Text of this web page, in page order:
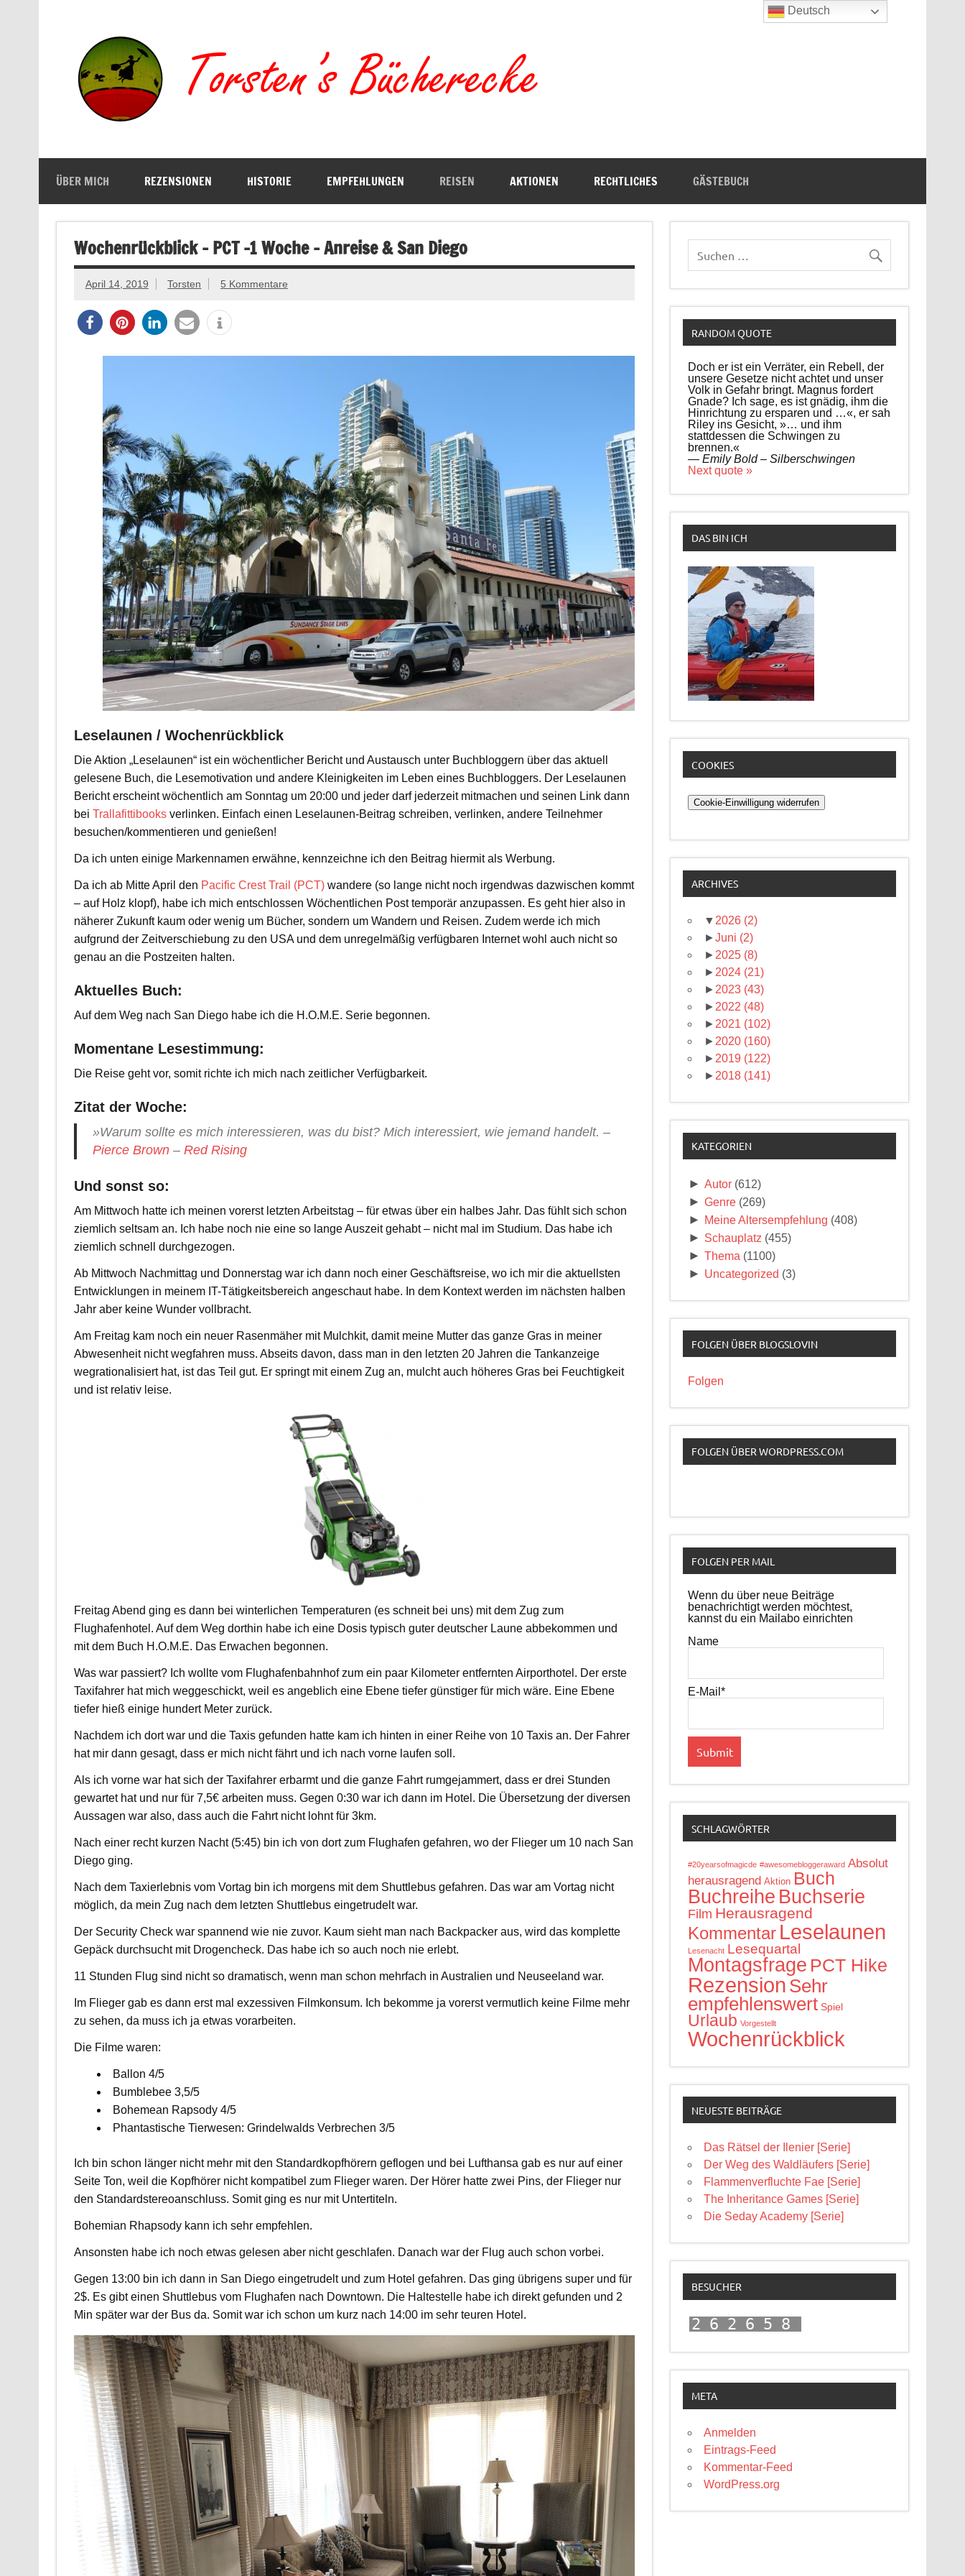
ÜBER MICH REZENSIONEN HISTORIE EMPFEHLUNGEN REISEN AKTIONEN RECHTLICHES GÄSTEBUCH
Wochenrückblick – PCT -1 Woche – Anreise & San Diego
April 14, 2019 Torsten 5 Kommentare
Leselaunen / Wochenrückblick
Die Aktion „Leselaunen“ ist ein wöchentlicher Bericht und Austausch unter Buchbloggern über das aktuell
gelesene Buch, die Lesemotivation und andere Kleinigkeiten im Leben eines Buchbloggers. Der Leselaunen
Bericht erscheint wöchentlich am Sonntag um 20:00 und jeder darf jederzeit mitmachen und seinen Link dann
bei Trallafittibooksverlinken. Einfach einen Leselaunen-Beitrag schreiben, verlinken, andere Teilnehmer
besuchen/kommentieren und genießen!
Da ich unten einige Markennamen erwähne, kennzeichne ich den Beitrag hiermit als Werbung.
Da ich ab Mitte April den Pacific Crest Trail (PCT)wandere (so lange nicht noch irgendwas dazwischen kommt
– auf Holz klopf), habe ich mich entschlossen Wöchentlichen Post temporär anzupassen. Es geht hier also in
näherer Zukunft kaum oder wenig um Bücher, sondern um Wandern und Reisen. Zudem werde ich mich
aufgrund der Zeitverschiebung zu den USA und dem unregelmäßig verfügbaren Internet wohl auch nicht so
genau an die Postzeiten halten.
Aktuelles Buch:
Auf dem Weg nach San Diego habe ich die H.O.M.E. Serie begonnen.
Momentane Lesestimmung:
Die Reise geht vor, somit richte ich mich nach zeitlicher Verfügbarkeit.
Zitat der Woche:
»Warum sollte es mich interessieren, was du bist? Mich interessiert, wie jemand handelt. –
Pierce Brown –Red Rising
Und sonst so:
Am Mittwoch hatte ich meinen vorerst letzten Arbeitstag – für etwas über ein halbes Jahr. Das fühlt sich schon
ziemlich seltsam an. Ich habe noch nie eine so lange Auszeit gehabt – nicht mal im Studium. Das habe ich
ziemlich schnell durchgezogen.
Ab Mittwoch Nachmittag und Donnerstag war ich dann noch einer Geschäftsreise, wo ich mir die aktuellsten
Entwicklungen in meinem IT-Tätigkeitsbereich angeschaut habe. In dem Kontext werden im nächsten halben
Jahr aber keine Wunder vollbracht.
Am Freitag kam noch ein neuer Rasenmäher mit Mulchkit, damit meine Mutter das ganze Gras in meiner
Abwesenheit nicht wegfahren muss. Abseits davon, dass man in den letzten 20 Jahren die Tankanzeige
wegrationalisiert hat, ist das Teil gut. Er springt mit einem Zug an, mulcht auch höheres Gras bei Feuchtigkeit
und ist relativ leise.
Freitag Abend ging es dann bei winterlichen Temperaturen (es schneit bei uns) mit dem Zug zum
Flughafenhotel. Auf dem Weg dorthin habe ich eine Dosis typisch guter deutscher Laune abbekommen und
mit dem Buch H.O.M.E. Das Erwachen begonnen.
Was war passiert? Ich wollte vom Flughafenbahnhof zum ein paar Kilometer entfernten Airporthotel. Der erste
Taxifahrer hat mich weggeschickt, weil es angeblich eine Ebene tiefer günstiger für mich wäre. Eine Ebene
tiefer hieß einige hundert Meter zurück.
Nachdem ich dort war und die Taxis gefunden hatte kam ich hinten in einer Reihe von 10 Taxis an. Der Fahrer
hat mir dann gesagt, dass er mich nicht fährt und ich nach vorne laufen soll.
Als ich vorne war hat sich der Taxifahrer erbarmt und die ganze Fahrt rumgejammert, dass er drei Stunden
gewartet hat und nur für 7,5€ arbeiten muss. Gegen 0:30 war ich dann im Hotel. Die Übersetzung der diversen
Aussagen war also, dass auch die Fahrt nicht lohnt für 3km.
Nach einer recht kurzen Nacht (5:45) bin ich von dort zum Flughafen gefahren, wo der Flieger um 10 nach San
Diego ging.
Nach dem Taxierlebnis vom Vortag bin ich morgens mit dem Shuttlebus gefahren. Das war am Vortag nicht
möglich, da mein Zug nach dem letzten Shuttlebus eingetrudelt war.
Der Security Check war spannend wie nie zuvor. Kaum sieht man nach Backpacker aus, wird das komplette
Gepäck durchsucht mit Drogencheck. Das habe ich so auch noch nie erlebt.
11 Stunden Flug sind nicht so dramatisch, wenn man schon mehrfach in Australien und Neuseeland war.
Im Flieger gab es dann erst mal exzessiven Filmkonsum. Ich bekomme ja vorerst vermutlich keine Filme mehr
zu sehen, da muss ich ja etwas vorarbeiten.
Die Filme waren:
Ballon 4/5
Bumblebee 3,5/5
Bohemean Rapsody 4/5
Phantastische Tierwesen: Grindelwalds Verbrechen 3/5
Ich bin schon länger nicht mehr mit den Standardkopfhörern geflogen und bei Lufthansa gab es nur auf einer
Seite Ton, weil die Kopfhörer nicht kompatibel zum Flieger waren. Der Hörer hatte zwei Pins, der Flieger nur
den Standardstereoanschluss. Somit ging es nur mit Untertiteln.
Bohemian Rhapsody kann ich sehr empfehlen.
Ansonsten habe ich noch etwas gelesen aber nicht geschlafen. Danach war der Flug auch schon vorbei.
Gegen 13:00 bin ich dann in San Diego eingetrudelt und zum Hotel gefahren. Das ging übrigens super und für
2$. Es gibt einen Shuttlebus vom Flughafen nach Downtown. Die Haltestelle habe ich direkt gefunden und 2
Min später war der Bus da. Somit war ich schon um kurz nach 14:00 im sehr teuren Hotel.
RANDOM QUOTE
Doch er ist ein Verräter, ein Rebell, der
unsere Gesetze nicht achtet und unser
Volk in Gefahr bringt. Magnus fordert
Gnade? Ich sage, es ist gnädig, ihm die
Hinrichtung zu ersparen und …«, er sah
Riley ins Gesicht, »… und ihm
stattdessen die Schwingen zu
brennen.«
—Emily Bold – Silberschwingen
Next quote »
DAS BIN ICH
COOKIES
Cookie-Einwilligung widerrufen
ARCHIVES
▼ 2026 (2)
►Juni (2)
► 2025 (8)
► 2024 (21)
► 2023 (43)
► 2022 (48)
► 2021 (102)
► 2020 (160)
► 2019 (122)
► 2018 (141)
KATEGORIEN
► Autor (612)
► Genre (269)
► Meine Altersempfehlung (408)
► Schauplatz (455)
► Thema (1100)
► Uncategorized (3)
FOLGEN ÜBER BLOGSLOVIN
Folgen
FOLGEN ÜBER WORDPRESS.COM
FOLGEN PER MAIL
Wenn du über neue Beiträge
benachrichtigt werden möchtest,
kannst du ein Mailabo einrichten
Name
E-Mail*
SCHLAGWÖRTER
#20yearsofmagicde #awesomebloggeraward Absolut
herausragend Aktion Buch
Buchreihe Buchserie
Film Herausragend
Kommentar Leselaunen
Lesenacht Lesequartal
Montagsfrage PCT Hike
Rezension Sehr
empfehlenswert Spiel
Urlaub Vorgestellt
Wochenrückblick
NEUESTE BEITRÄGE
Das Rätsel der Ilenier [Serie]
Der Weg des Waldläufers [Serie]
Flammenverfluchte Fae [Serie]
The Inheritance Games [Serie]
Die Seday Academy [Serie]
BESUCHER
262658
META
Anmelden
Eintrags-Feed
Kommentar-Feed
WordPress.org
Deutsch